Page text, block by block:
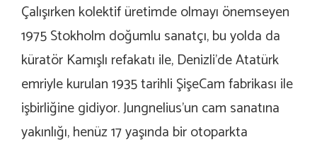
Çalışırken kolektif üretimde olmayı önemseyen
1975 Stokholm doğumlu sanatçı, bu yolda da
küratör Kamışlı refakatı ile, Denizli’de Atatürk
emriyle kurulan 1935 tarihli ŞişeCam fabrikası ile
işbirliğine gidiyor. Jungnelius’un cam sanatına
yakınlığı, henüz 17 yaşında bir otoparkta